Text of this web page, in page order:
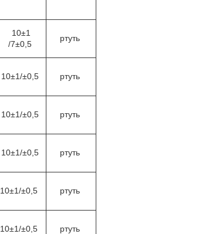
10±1
/7±0,5
ртуть
10±1/±0,5 ртуть
10±1/±0,5 ртуть
10±1/±0,5 ртуть
10±1/±0,5 ртуть
10±1/±0,5 ртуть